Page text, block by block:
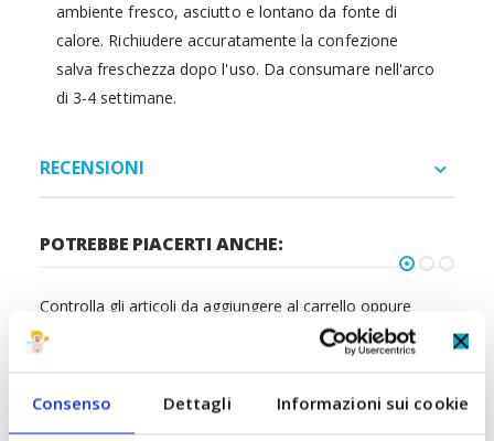
Consenso Dettagli Informazioni sui cookie
ambiente fresco, asciutto e lontano da fonte di
calore. Richiudere accuratamente la confezione
salva freschezza dopo l'uso. Da consumare nell'arco
di 3-4 settimane.
RECENSIONI
POTREBBE PIACERTI ANCHE:
Controlla gli articoli da aggiungere al carrello oppure
seleziona tutto